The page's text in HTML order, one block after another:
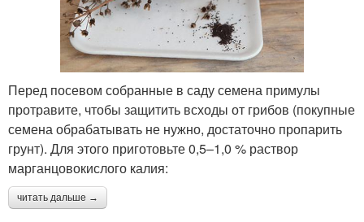
Перед посевом собранные в саду семена примулы
протравите, чтобы защитить всходы от грибов (покупные
семена обрабатывать не нужно, достаточно пропарить
грунт). Для этого приготовьте 0,5–1,0 % раствор
марганцовокислого калия:
читать дальше →